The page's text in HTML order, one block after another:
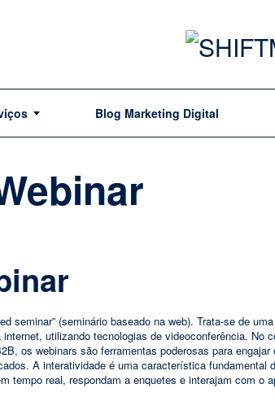
Blog Marketing Digital
seminar” (seminário baseado na web). Trata-se de
utilizando tecnologias de videoconferência. No
os webinars são ferramentas poderosas para
A interatividade é uma característica fundamental
tempo real, respondam a enquetes e interajam com o